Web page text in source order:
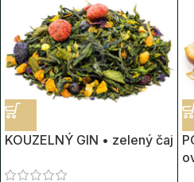
KOUZELNÝ GIN • zelený čaj